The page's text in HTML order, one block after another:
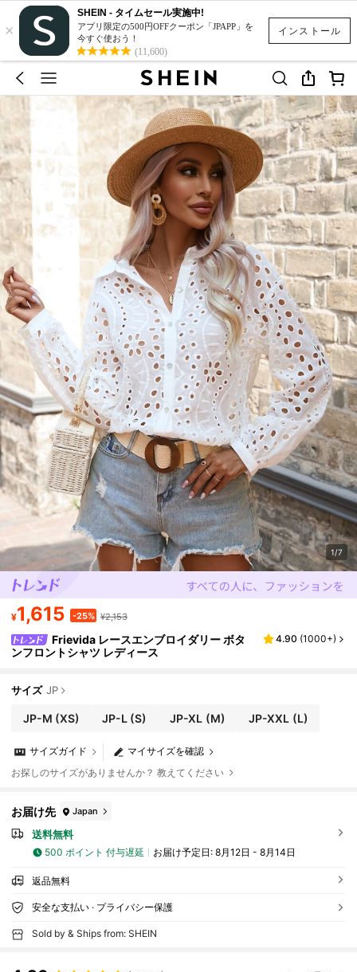
インストール
×
SHEIN - タイムセール実施中!
アプリ限定の500円OFFクーポン「JPAPP」を
今すぐ使おう！
(11,600)
1/7
¥1,615 -25% ¥2,153
Frievida レースエンブロイダリー ボタ
ンフロントシャツ レディース
4.90 (1000+)
サイズ JP
JP-M (XS) JP-L (S) JP-XL (M) JP-XXL (L)
マイサイズを確認
サイズガイド
お探しのサイズがありませんか？ 教えてください
お届け先 Japan
送料無料
500 ポイント 付与遅延 お届け予定日: 8月12日 - 8月14日
返品無料
安全な支払い · プライバシー保護
Sold by & Ships from: SHEIN